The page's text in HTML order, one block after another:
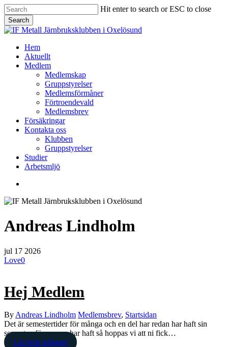
Skip
to
main
content
Hit enter to search or ESC to close
Search
Close
Menu
Hem
Aktuellt
Medlem
Medlemskap
Gruppstyrelser
Medlemsförmåner
Förtroendevald
Medlemsbrev
Försäkringar
Kontakta oss
Klubben
Gruppstyrelser
Studier
Arbetsmljö
Andreas Lindholm
jul 17 2026
Love0
Hej Medlem
By Andreas Lindholm Medlemsbrev, Startsidan
Det är semestertider för många och en del har redan har haft sin
semester, för er som har haft så hoppas vi att ni fick…
Läs hela inlägget